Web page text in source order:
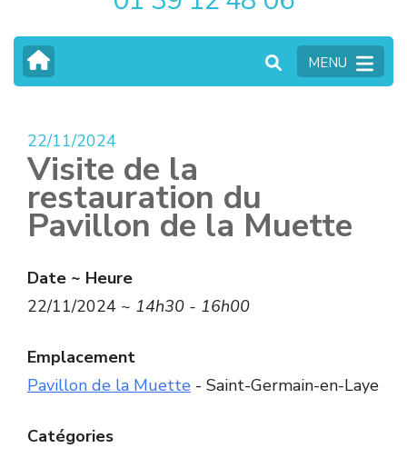
MENU
22/11/2024
Visite de la
restauration du
Pavillon de la Muette
Date ~ Heure
22/11/2024 ~ 14h30 - 16h00
Emplacement
Pavillon de la Muette - Saint-Germain-en-Laye
Catégories